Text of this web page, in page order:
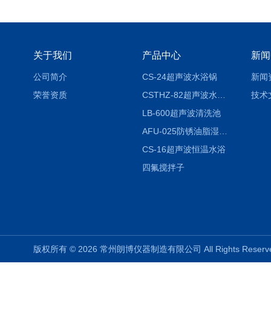
关于我们
公司简介
荣誉资质
产品中心
CS-24超声波水浴锅
LB-600超声波清洗池
CS-16超声波恒温水浴
四氟搅拌子
新
新闻
技术
版权所有 © 2026 常州朗博仪器制造有限公司 All Rights